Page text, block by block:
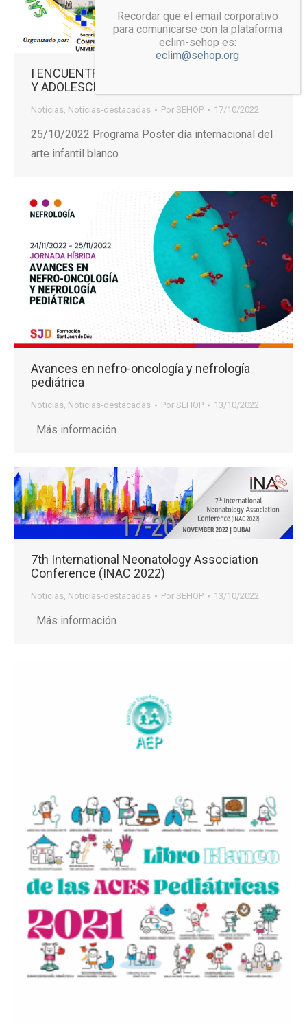
I ENCUENTRO SOBRE EL CÁNCER INFANTIL
Y ADOLESCENTE
Noticias, Noticias-destacadas Por SEHOP 17/10/2022
25/10/2022 Programa Poster día internacional del
arte infantil blanco
Avances en nefro-oncología y nefrología
pediátrica
Noticias, Noticias-destacadas Por SEHOP 13/10/2022
Más información
7th International Neonatology Association
Conference (INAC 2022)
Noticias, Noticias-destacadas Por SEHOP 13/10/2022
Más información
Recordar que el email corporativo
para comunicarse con la plataforma
eclim-sehop es:
eclim@sehop.org